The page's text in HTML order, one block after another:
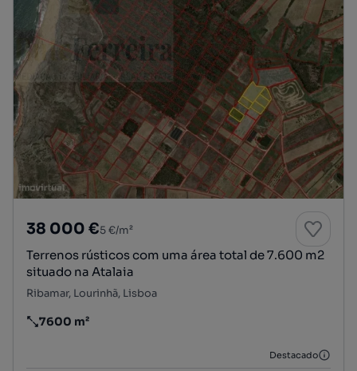
38 000 €5 €/m²
Terrenos rústicos com uma área total de 7.600 m2
situado na Atalaia
Ribamar, Lourinhã, Lisboa
Preço por metro quadrado
7600 m²
Destacado